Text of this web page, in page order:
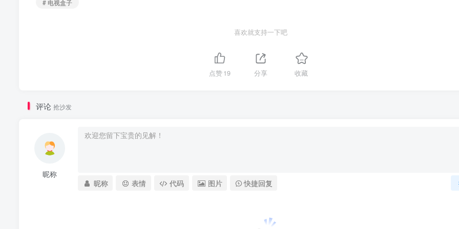
# 电视盒子
喜欢就支持一下吧
点赞19 分享 收藏
评论 抢沙发
昵称
昵称 表情 代码 图片 快捷回复